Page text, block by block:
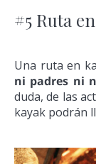
#5 Ruta
Una ruta en
ni padres ni
duda, de las
kayak podrán